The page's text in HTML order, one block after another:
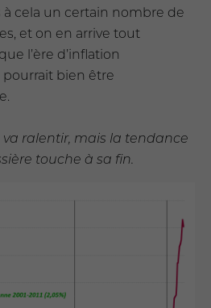
à cela un certain nombre de
et on en arrive tout
l’ère d’inflation
bien être
va ralentir, mais la tendance
touche à sa fin.